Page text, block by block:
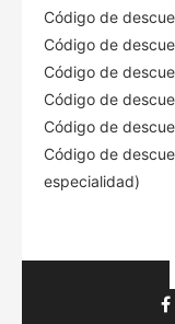
Código de
Código de
Código de
Código de
Código de
Código de
especialidad)